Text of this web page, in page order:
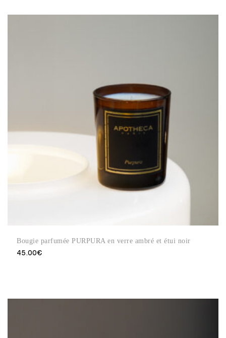
Bougie parfumée PURPURA en verre ambré et étui noir
45.00€